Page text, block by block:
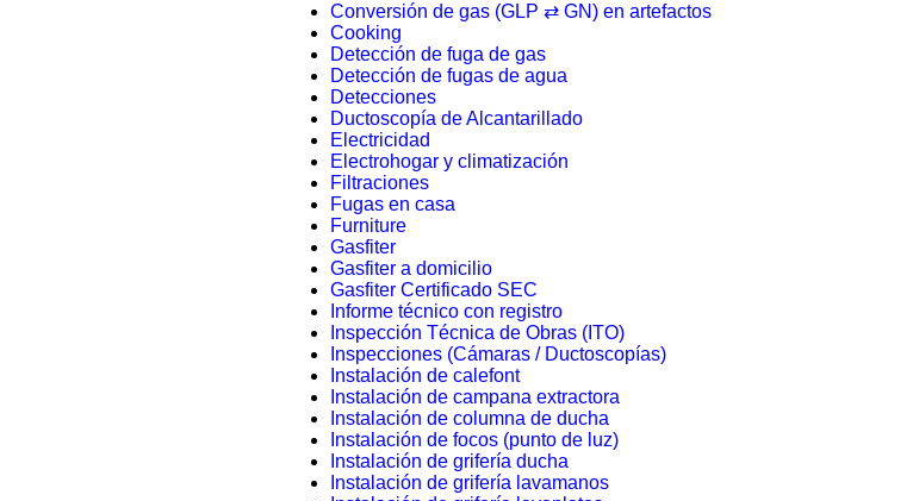
Conversión de gas (GLP ⇄ GN) en artefactos
Cooking
Detección de fuga de gas
Detección de fugas de agua
Detecciones
Ductoscopía de Alcantarillado
Electricidad
Electrohogar y climatización
Filtraciones
Fugas en casa
Furniture
Gasfiter
Gasfiter a domicilio
Gasfiter Certificado SEC
Informe técnico con registro
Inspección Técnica de Obras (ITO)
Inspecciones (Cámaras / Ductoscopías)
Instalación de calefont
Instalación de campana extractora
Instalación de columna de ducha
Instalación de focos (punto de luz)
Instalación de grifería ducha
Instalación de grifería lavamanos